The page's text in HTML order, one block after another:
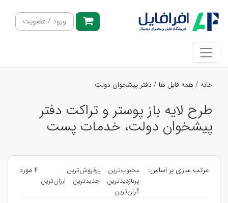
ورود / عضویت
خانه / همه فایل ها / دفتر پیشخوان دولت
طرح لایه باز پوستر و تراکت دفتر
پیشخوان دولت، خدمات پست
مرتب سازی بر اساس: محبوب‌ترین
پرفروش‌ترین
پربازدیدترین
جدیدترین
ارزان‌ترین
گران‌ترین
4 مورد